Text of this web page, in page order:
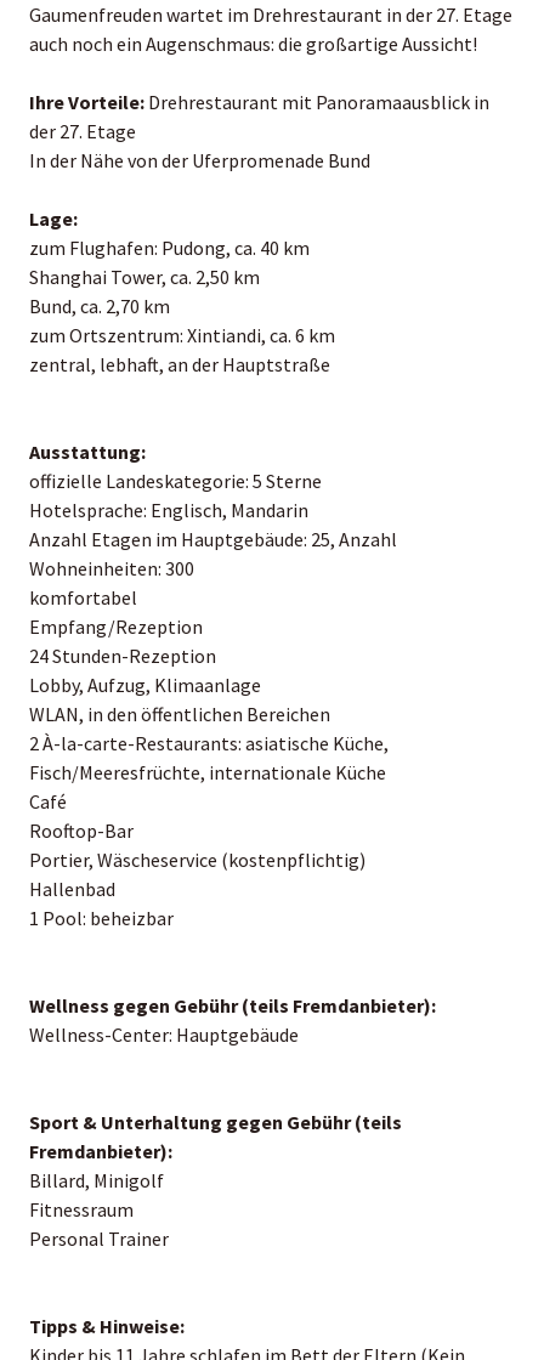
Gaumenfreuden wartet im Drehrestaurant in der 27. Etage
auch noch ein Augenschmaus: die großartige Aussicht!
Ihre Vorteile: Drehrestaurant mit Panoramaausblick in
der 27. Etage
In der Nähe von der Uferpromenade Bund
Lage:
zum Flughafen: Pudong, ca. 40 km
Shanghai Tower, ca. 2,50 km
Bund, ca. 2,70 km
zum Ortszentrum: Xintiandi, ca. 6 km
zentral, lebhaft, an der Hauptstraße
Ausstattung:
offizielle Landeskategorie: 5 Sterne
Hotelsprache: Englisch, Mandarin
Anzahl Etagen im Hauptgebäude: 25, Anzahl
Wohneinheiten: 300
komfortabel
Empfang/Rezeption
24 Stunden-Rezeption
Lobby, Aufzug, Klimaanlage
WLAN, in den öffentlichen Bereichen
2 À-la-carte-Restaurants: asiatische Küche,
Fisch/Meeresfrüchte, internationale Küche
Café
Rooftop-Bar
Portier, Wäscheservice (kostenpflichtig)
Hallenbad
1 Pool: beheizbar
Wellness gegen Gebühr (teils Fremdanbieter):
Wellness-Center: Hauptgebäude
Sport & Unterhaltung gegen Gebühr (teils
Fremdanbieter):
Billard, Minigolf
Fitnessraum
Personal Trainer
Tipps & Hinweise:
Kinder bis 11 Jahre schlafen im Bett der Eltern (Kein